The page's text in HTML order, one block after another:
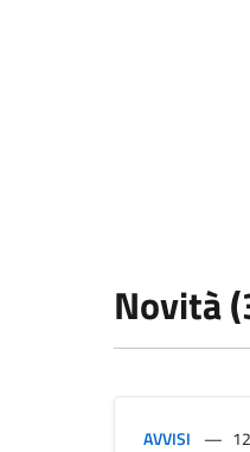
Novità
AVVISI